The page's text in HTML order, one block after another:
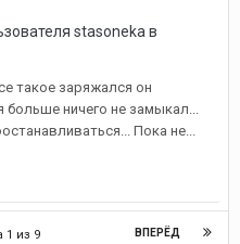
stasoneka в
такое заряжался он
больше ничего не замыкал...
Пока не...
ВПЕРЁД
1 из 9